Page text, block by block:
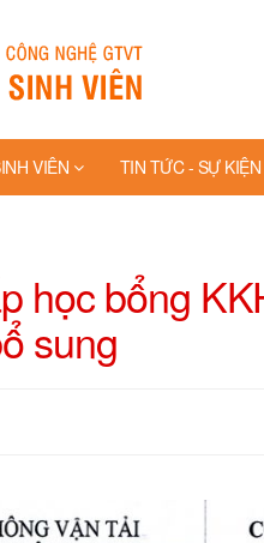
VIÊN TIN TỨC - SỰ KIỆN
học bổng
sung